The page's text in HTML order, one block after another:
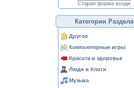
Старая форма входа
Категории Раздела
Другое
Компьютерные игры
Красота и здоровье
Люди и блоги
Музыка